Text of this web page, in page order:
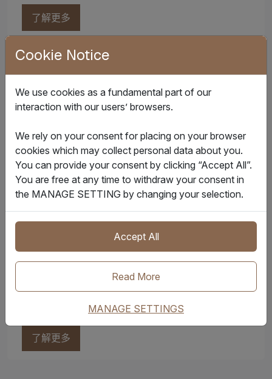
了解更多
物联网
智能集装箱与物联网平台将实时的设备数据输
入IQAX OneSuite 智能贸易方案套件套件中的各个解
决方案，实时监控货物的位置、温度、开门活动和震
动。系统自动记录节点并触发即时警报—支持快速决
策以保护货物并让客户随时掌握动态。
了解更多
Cookie Notice
We use cookies as a fundamental part of our
interaction with our users’ browsers.
We rely on your consent for placing on your browser
cookies which may collect personal data about you.
You can provide your consent by clicking “Accept All”.
You are free at any time to withdraw your consent in
the MANAGE SETTING by changing your selection.
Accept All
Read More
MANAGE SETTINGS